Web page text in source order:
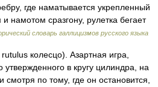
где наматывается укрепленный
намотом сразгону, рулетка бегает
словарь галлицизмов русского языка
колесцо). Азартная игра,
в кругу цилиндра, на
по тому, где он остановится,